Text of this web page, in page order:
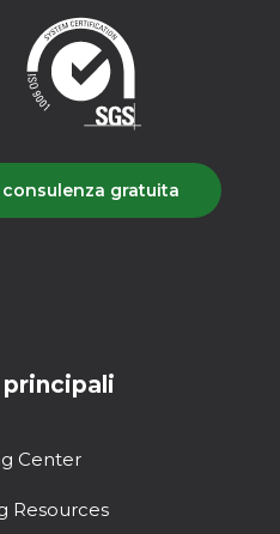
gratuita
Center
Resources